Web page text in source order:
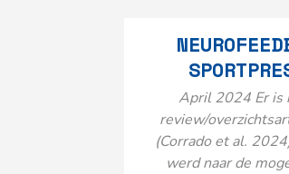
April 2024 Er is
review/
(Corrado et al.
werd naar de